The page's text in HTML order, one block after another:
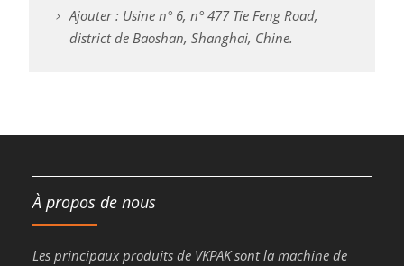
Ajouter : Usine n° 6, n° 477 Tie Feng Road,
district de Baoshan, Shanghai, Chine.
À propos de nous
Les principaux produits de VKPAK sont la machine de